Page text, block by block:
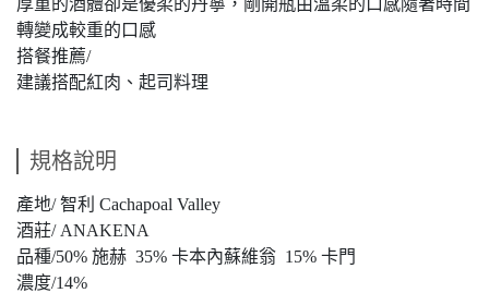
厚重的酒體卻是優柔的丹寧，剛開瓶由溫柔的口感隨著時間
轉變成較重的口感
搭餐推薦/
建議搭配紅肉、起司料理
規格說明
產地/ 智利 Cachapoal Valley
酒莊/ ANAKENA
品種/50% 施赫 35% 卡本內蘇維翁 15% 卡門
濃度/14%